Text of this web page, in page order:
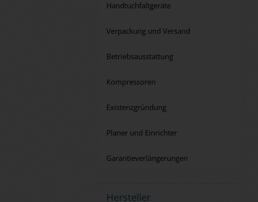
Handtuchfaltgeräte
Verpackung und Versand
Betriebsausstattung
Kompressoren
Existenzgründung
Planer und Einrichter
Garantieverlängerungen
Hersteller